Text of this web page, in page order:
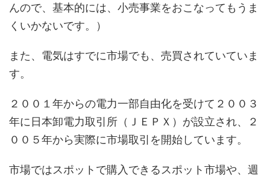
んので、基本的には、小売事業をおこなってもうま
くいかないです。）
また、電気はすでに市場でも、売買されていていま
す。
２００１年からの電力一部自由化を受けて２００３
年に日本卸電力取引所（ＪＥＰＸ）が設立され、２
００５年から実際に市場取引を開始しています。
市場ではスポットで購入できるスポット市場や、週